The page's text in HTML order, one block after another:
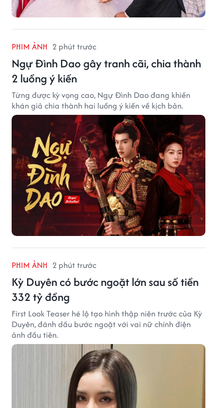
PHIM ẢNH 2 phút trước
Ngự Đình Dao gây tranh cãi, chia thành
2 luồng ý kiến
Từng được kỳ vọng cao, Ngự Đình Dao đang khiến
khán giả chia thành hai luồng ý kiến về kịch bản.
PHIM ẢNH 2 phút trước
Kỳ Duyên có bước ngoặt lớn sau số tiền
332 tỷ đồng
First Look Teaser hé lộ tạo hình thập niên trước của Kỳ
Duyên, đánh dấu bước ngoặt với vai nữ chính điện
ảnh đầu tiên.